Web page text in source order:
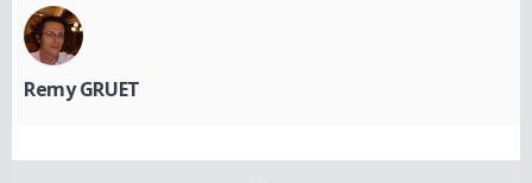
Remy GRUET